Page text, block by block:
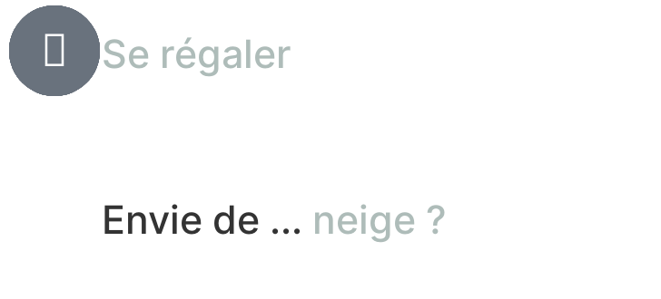
Se régaler
Envie de ... neige ?